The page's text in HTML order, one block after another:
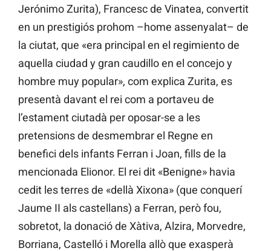
Jerónimo Zurita), Francesc de Vinatea, convertit
en un prestigiós prohom –home assenyalat– de
la ciutat, que «era principal en el regimiento de
aquella ciudad y gran caudillo en el concejo y
hombre muy popular», com explica Zurita, es
presentà davant el rei com a portaveu de
l’estament ciutadà per oposar-se a les
pretensions de desmembrar el Regne en
benefici dels infants Ferran i Joan, fills de la
mencionada Elionor. El rei dit «Benigne» havia
cedit les terres de «dellà Xixona» (que conquerí
Jaume II als castellans) a Ferran, però fou,
sobretot, la donació de Xàtiva, Alzira, Morvedre,
Borriana, Castelló i Morella allò que exasperà